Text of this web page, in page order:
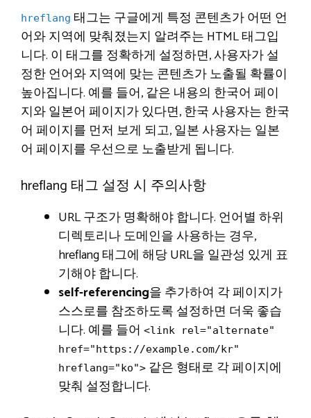
hreflang 태그는 구글에게 특정 콘텐츠가 어떤 언
어와 지역에 맞춰졌는지 알려주는 HTML 태그입
니다. 이 태그를 정확하게 설정하면, 사용자가 설
정한 언어와 지역에 맞는 콘텐츠가 노출될 확률이
높아집니다. 예를 들어, 같은 내용의 한국어 페이
지와 일본어 페이지가 있다면, 한국 사용자는 한국
어 페이지를 먼저 보게 되고, 일본 사용자는 일본
어 페이지를 우선으로 노출받게 됩니다.
hreflang 태그 설정 시 주의사항
URL 구조가 명확해야 합니다. 언어별 하위
디렉토리나 도메인을 사용하는 경우,
hreflang 태그에 해당 URL을 일관성 있게 표
기해야 합니다.
self-referencing을 추가하여 각 페이지가
스스로를 참조하도록 설정하면 더욱 좋습
니다. 예를 들어 <link rel="alternate"
href="https://example.com/kr"
hreflang="ko"> 같은 형태로 각 페이지에
맞춰 설정합니다.